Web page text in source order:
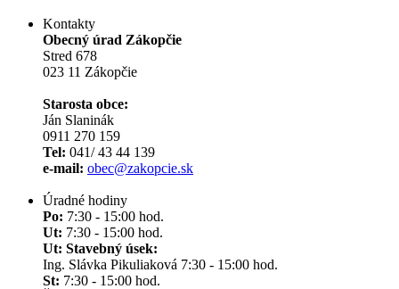
Kontakty
Obecný úrad Zákopčie
Stred 678
023 11 Zákopčie
Starosta obce:
Ján Slaninák
0911 270 159
Tel: 041/ 43 44 139
e-mail: obec@zakopcie.sk
Úradné hodiny
Po: 7:30 - 15:00 hod.
Ut: 7:30 - 15:00 hod.
Ut: Stavebný úsek:
Ing. Slávka Pikuliaková 7:30 - 15:00 hod.
St: 7:30 - 15:00 hod.